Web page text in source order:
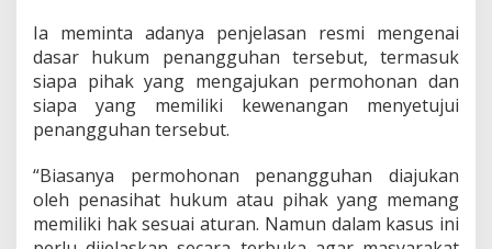
Ia meminta adanya penjelasan resmi mengenai
dasar hukum penangguhan tersebut, termasuk
siapa pihak yang mengajukan permohonan dan
siapa yang memiliki kewenangan menyetujui
penangguhan tersebut.
“Biasanya permohonan penangguhan diajukan
oleh penasihat hukum atau pihak yang memang
memiliki hak sesuai aturan. Namun dalam kasus ini